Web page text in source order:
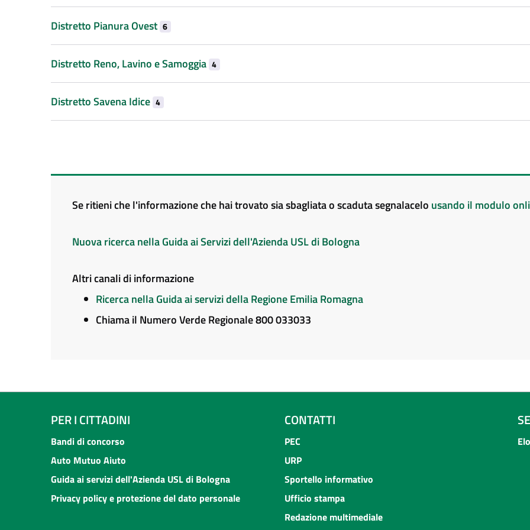
Distretto Pianura Ovest 6
Distretto Reno, Lavino e Samoggia 4
Distretto Savena Idice 4
Se ritieni che l'informazione che hai trovato sia sbagliata o scaduta segnalacelo usando il modulo
Nuova ricerca nella Guida ai Servizi dell'Azienda USL di Bologna
Altri canali di informazione
Ricerca nella Guida ai servizi della Regione Emilia Romagna
Chiama il Numero Verde Regionale 800 033033
PER I CITTADINI
Bandi di concorso
Auto Mutuo Aiuto
Guida ai servizi dell'Azienda USL di Bologna
Privacy policy e protezione del dato personale
CONTATTI
PEC
URP
Sportello informativo
Ufficio stampa
Redazione multimediale